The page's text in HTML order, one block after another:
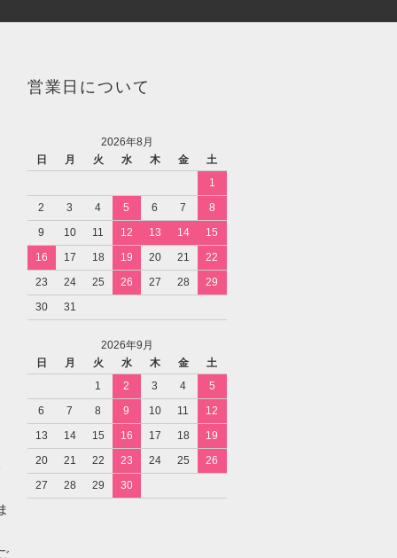
営業日について
2026年8月
日
月 火 水 木 金
土
1
2
3 4 5 6 7
8
9
10 11 12 13 14
15
16
17 18 19 20 21
22
23
24 25 26 27 28
29
30
31
2026年9月
日
月 火 水 木 金
土
1
2 3 4
5
6
7 8 9 10 11
12
13
14 15 16 17 18
19
20
21 22 23 24 25
26
27
28 29 30